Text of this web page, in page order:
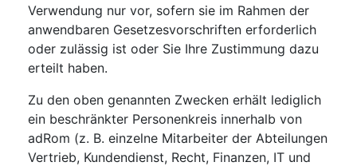
Verwendung nur vor, sofern sie im Rahmen der
anwendbaren Gesetzesvorschriften erforderlich
oder zulässig ist oder Sie Ihre Zustimmung dazu
erteilt haben.
Zu den oben genannten Zwecken erhält lediglich
ein beschränkter Personenkreis innerhalb von
adRom (z. B. einzelne Mitarbeiter der Abteilungen
Vertrieb, Kundendienst, Recht, Finanzen, IT und